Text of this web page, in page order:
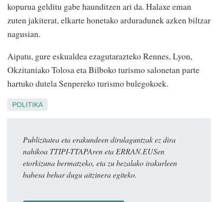
kopurua gelditu gabe haunditzen ari da. Halaxe eman
zuten jakiterat, elkarte honetako arduradunek azken biltzar
nagusian.
Aipatu, gure eskualdea ezagutarazteko Rennes, Lyon,
Okzitaniako Tolosa eta Bilboko turismo salonetan parte
hartuko dutela Senpereko turismo bulegokoek.
POLITIKA
Publizitatea eta erakundeen dirulaguntzak ez dira
nahikoa TTIPI-TTAPAren eta ERRAN.EUSen
etorkizuna bermatzeko, eta zu bezalako irakurleen
babesa behar dugu aitzinera egiteko.